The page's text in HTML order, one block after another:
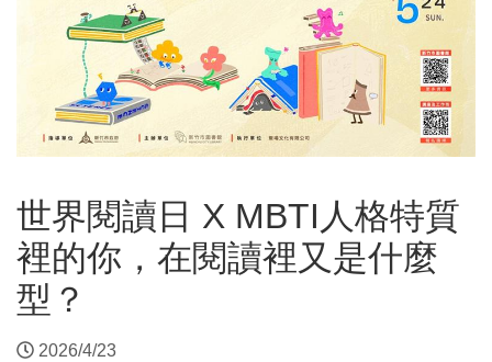
世界閱讀日 X MBTI人格特質
裡的你，在閱讀裡又是什麼
型？
2026/4/23